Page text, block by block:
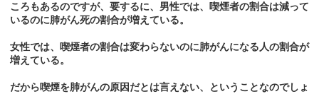
ころもあるのですが、要するに、男性では、喫煙者の割合は減って
いるのに肺がん死の割合が増えている。
女性では、喫煙者の割合は変わらないのに肺がんになる人の割合が
増えている。
だから喫煙を肺がんの原因だとは言えない、ということなのでしょ